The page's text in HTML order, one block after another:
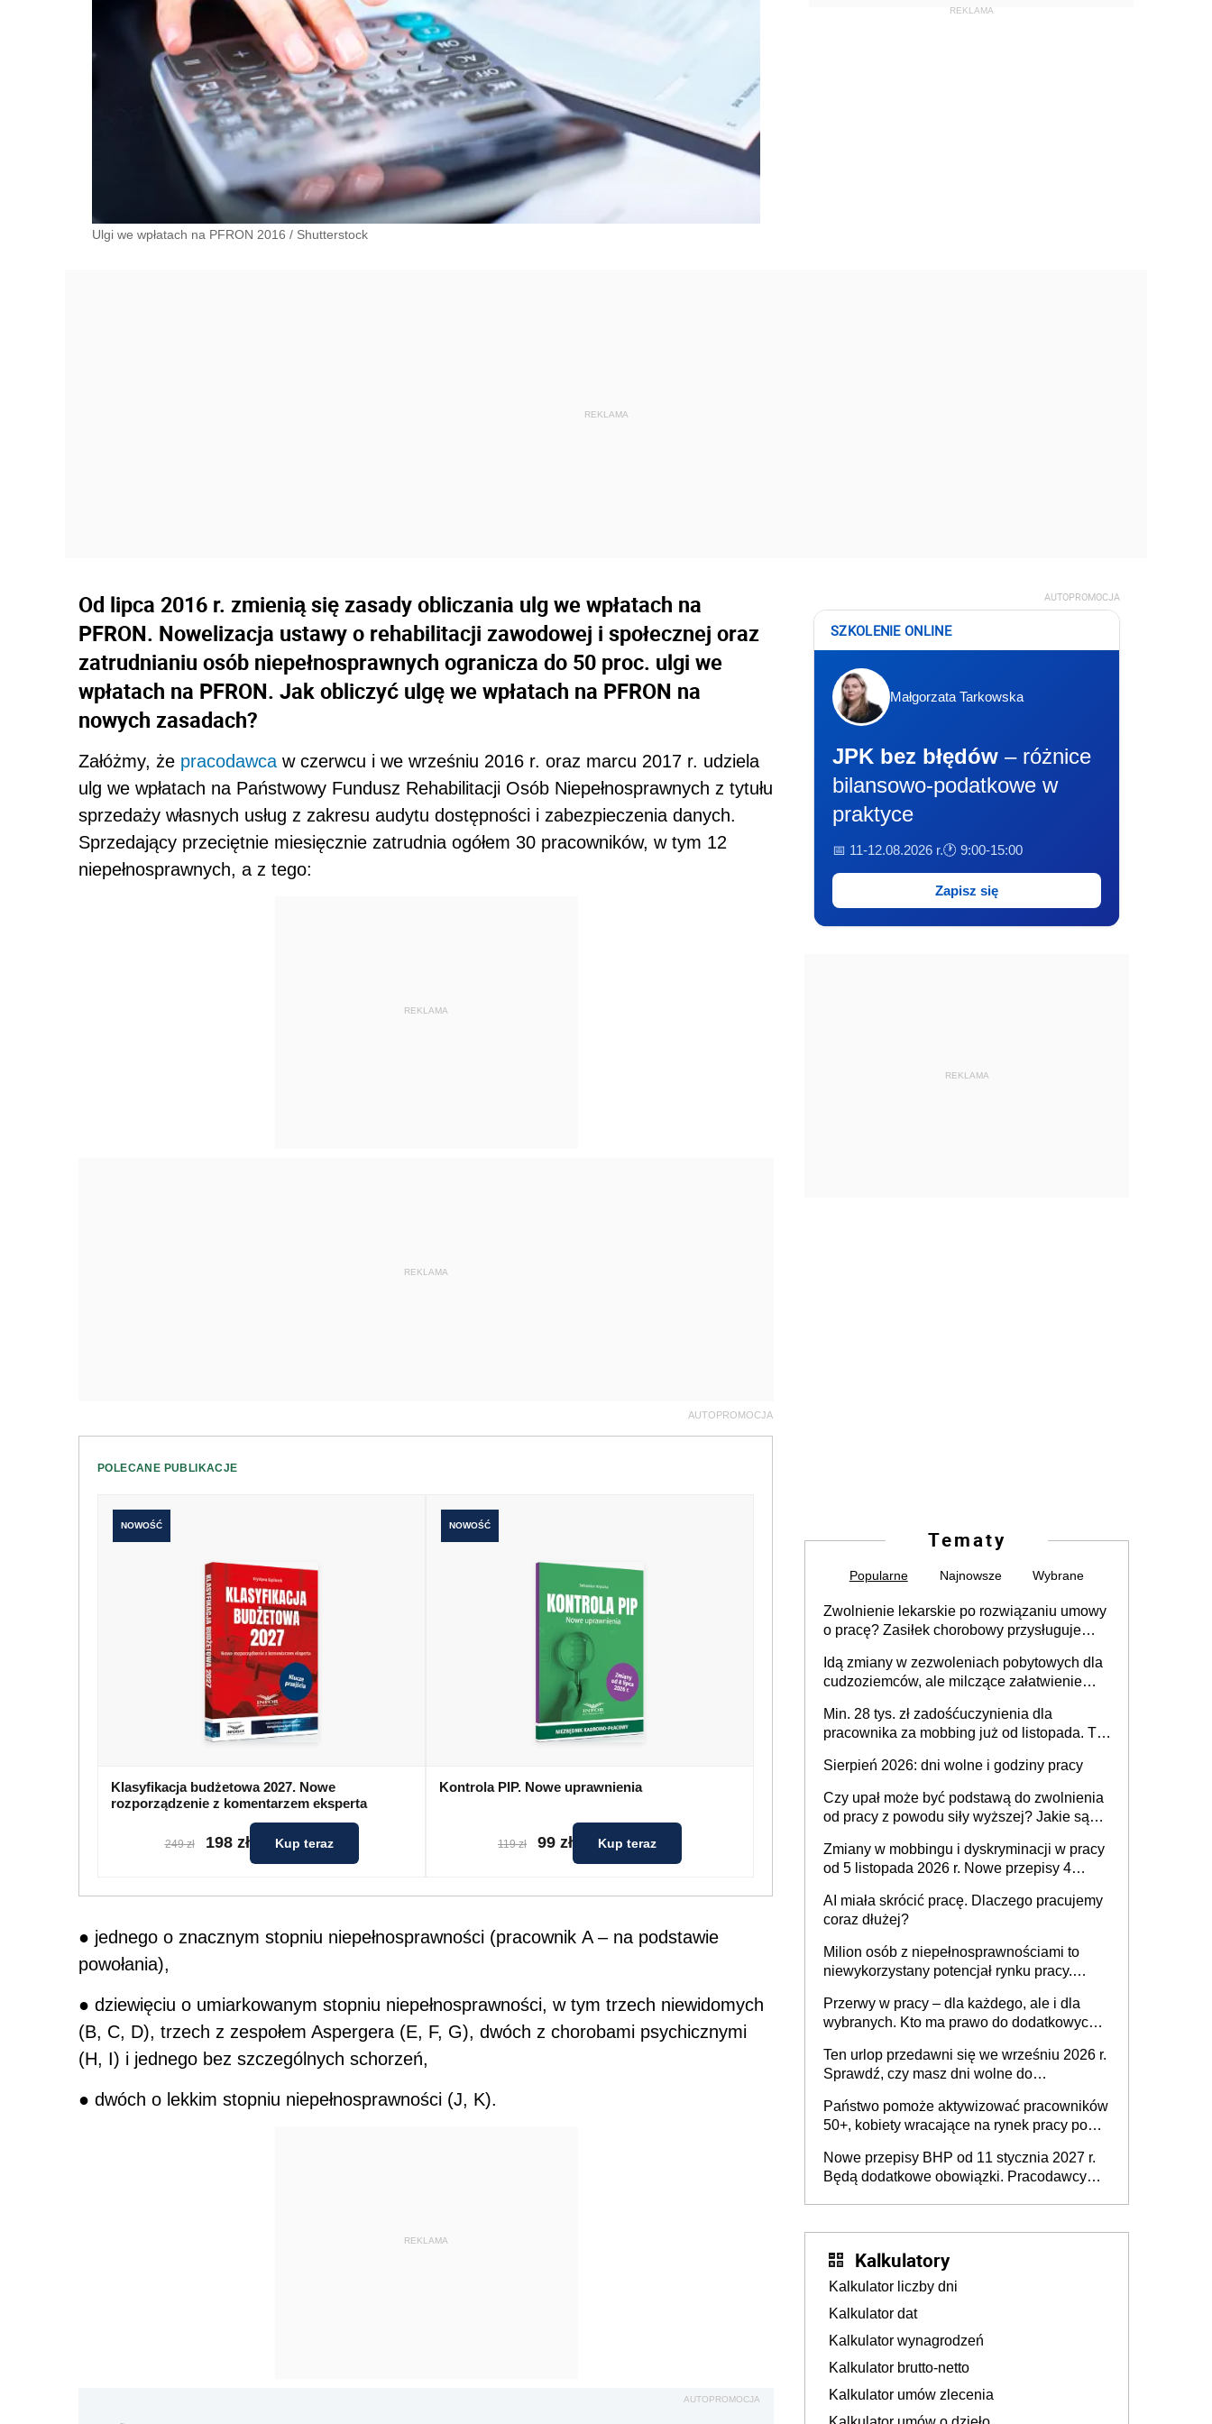
Ulgi we wpłatach na PFRON 2016 / Shutterstock
Od lipca 2016 r. zmienią się zasady obliczania ulg we wpłatach na
PFRON. Nowelizacja ustawy o rehabilitacji zawodowej i społecznej oraz
zatrudnianiu osób niepełnosprawnych ogranicza do 50 proc. ulgi we
wpłatach na PFRON. Jak obliczyć ulgę we wpłatach na PFRON na
nowych zasadach?
Załóżmy, że pracodawca w czerwcu i we wrześniu 2016 r. oraz marcu 2017 r. udziela
ulg we wpłatach na Państwowy Fundusz Rehabilitacji Osób Niepełnosprawnych z tytułu
sprzedaży własnych usług z zakresu audytu dostępności i zabezpieczenia danych.
Sprzedający przeciętnie miesięcznie zatrudnia ogółem 30 pracowników, w tym 12
niepełnosprawnych, a z tego:
REKLAMA
REKLAMA
AUTOPROMOCJA
POLECANE PUBLIKACJE
NOWOŚĆ
Klasyfikacja budżetowa 2027. Nowe
rozporządzenie z komentarzem eksperta
249 zł 198 zł Kup teraz
NOWOŚĆ
Kontrola PIP. Nowe uprawnienia
119 zł 99 zł Kup teraz
● jednego o znacznym stopniu niepełnosprawności (pracownik A – na podstawie
powołania),
● dziewięciu o umiarkowanym stopniu niepełnosprawności, w tym trzech niewidomych
(B, C, D), trzech z zespołem Aspergera (E, F, G), dwóch z chorobami psychicznymi
(H, I) i jednego bez szczególnych schorzeń,
● dwóch o lekkim stopniu niepełnosprawności (J, K).
REKLAMA
AUTOPROMOCJA
AUTOPROMOCJA
SZKOLENIE ONLINE
Małgorzata Tarkowska
JPK bez błędów – różnice
bilansowo-podatkowe w
praktyce
📅 11-12.08.2026 r.🕐 9:00-15:00
Zapisz się
REKLAMA
Tematy
Popularne Najnowsze Wybrane
Zwolnienie lekarskie po rozwiązaniu umowy
o pracę? Zasiłek chorobowy przysługuje
dni od ustania stosunku pracy
Idą zmiany w zezwoleniach pobytowych dla
cudzoziemców, ale milczące załatwienie
Min. 28 tys. zł zadośćuczynienia dla
pracownika za mobbing już od listopada. To
zespołu
Sierpień 2026: dni wolne i godziny pracy
Czy upał może być podstawą do zwolnienia
od pracy z powodu siły wyższej? Jakie są
Zmiany w mobbingu i dyskryminacji w pracy
od 5 listopada 2026 r. Nowe przepisy 4
Ustaw
AI miała skrócić pracę. Dlaczego pracujemy
coraz dłużej?
Milion osób z niepełnosprawnościami to
niewykorzystany potencjał rynku pracy.
dofinansowań czy refundacji, ale bariery po
stronie systemu i świadomości
pracodawców [WYWIAD]
Przerwy w pracy – dla każdego, ale i dla
wybranych. Kto ma prawo do dodatkowych
Ten urlop przedawni się we wrześniu 2026 r.
Sprawdź, czy masz dni wolne do
Państwo pomoże aktywizować pracowników
50+, kobiety wracające na rynek pracy po
osoby neuroatypowe. Powstanie Fundusz
na rzecz Inkluzywności w Zatrudnianiu?
Nowe przepisy BHP od 11 stycznia 2027 r.
Będą dodatkowe obowiązki. Pracodawcy
Kalkulatory
Kalkulator liczby dni
Kalkulator dat
Kalkulator wynagrodzeń
Kalkulator brutto-netto
Kalkulator umów zlecenia